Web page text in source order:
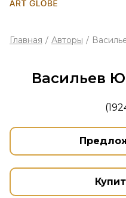
Главная / Авторы /
Васильев